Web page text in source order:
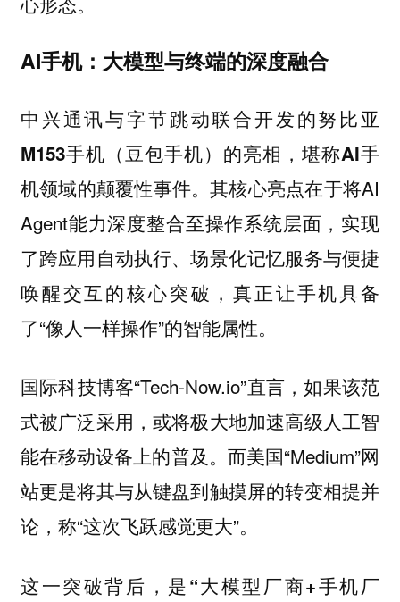
AI手机：大模型与终端的深度融合
中兴通讯与字节跳动联合开发的努比亚
M153手机（豆包手机）的亮相，堪称AI手
机领域的颠覆性事件。其核心亮点在于将AI
Agent能力深度整合至操作系统层面，实现
了跨应用自动执行、场景化记忆服务与便捷
唤醒交互的核心突破，真正让手机具备
了“像人一样操作”的智能属性。
国际科技博客“Tech-Now.io”直言，如果该范
式被广泛采用，或将极大地加速高级人工智
能在移动设备上的普及。而美国“Medium”网
站更是将其与从键盘到触摸屏的转变相提并
论，称“这次飞跃感觉更大”。
这一突破背后，是“大模型厂商+手机厂